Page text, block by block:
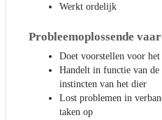
Werkt ordelijk
Probleemoplossende
Doet voorstellen voor het
Handelt in functie van
instincten van het dier
Lost problemen in
taken op